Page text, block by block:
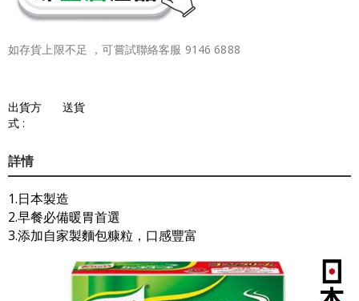
如存貨上限不足 ，可嘗試聯絡客服 9146 6888
出貨方
式 :
送貨
詳情
1.日本製造
2.早餐必備暖胃首選
3.添加自家製麵包糠粒，口感豐富